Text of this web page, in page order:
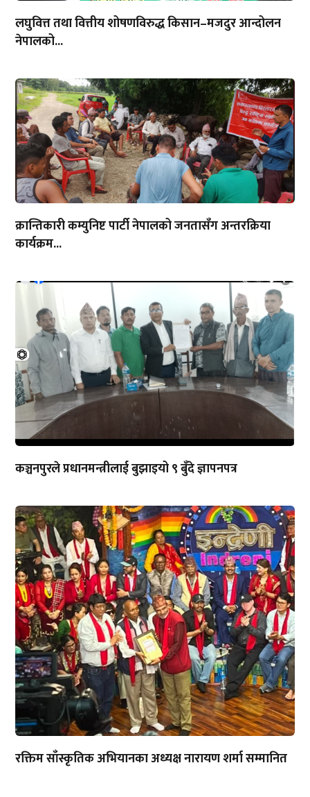
लघुवित्त तथा वित्तीय शोषणविरुद्ध किसान–मजदुर आन्दोलन
नेपालको...
क्रान्तिकारी कम्युनिष्ट पार्टी नेपालको जनतासँग अन्तरक्रिया
कार्यक्रम...
कञ्चनपुरले प्रधानमन्त्रीलाई बुझाइयो ९ बुँदे ज्ञापनपत्र
रक्तिम साँस्कृतिक अभियानका अध्यक्ष नारायण शर्मा सम्मानित